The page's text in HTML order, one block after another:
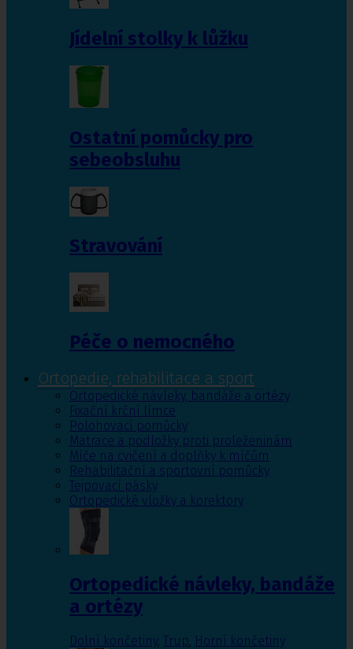
Jídelní stolky k lůžku
Ostatní pomůcky pro
sebeobsluhu
Stravování
Péče o nemocného
Ortopedie, rehabilitace a sport
Ortopedické návleky, bandáže a ortézy
Fixační krční límce
Polohovací pomůcky
Matrace a podložky proti proleženinám
Míče na cvičení a doplňky k míčům
Rehabilitační a sportovní pomůcky
Tejpovací pásky
Ortopedické vložky a korektory
Ortopedické návleky, bandáže
a ortézy
Dolní končetiny, Trup, Horní končetiny